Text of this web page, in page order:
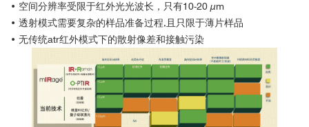
• 空间分辨率受限于红外光光波长，只有10-20 µm
• 透射模式需要复杂的样品准备过程,且只限于薄片样品
• 无传统atr红外模式下的散射像差和接触污染